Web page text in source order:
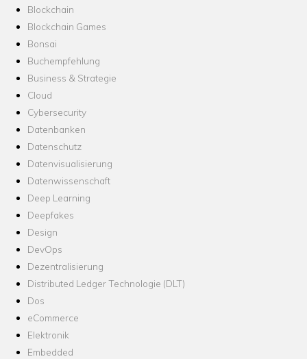
Blockchain
Blockchain Games
Bonsai
Buchempfehlung
Business & Strategie
Cloud
Cybersecurity
Datenbanken
Datenschutz
Datenvisualisierung
Datenwissenschaft
Deep Learning
Deepfakes
Design
DevOps
Dezentralisierung
Distributed Ledger Technologie (DLT)
Dos
eCommerce
Elektronik
Embedded